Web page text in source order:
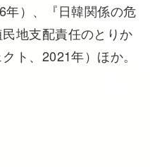
）、『日韓関係の危
地支配責任のとりか
ト、2021年）ほか。